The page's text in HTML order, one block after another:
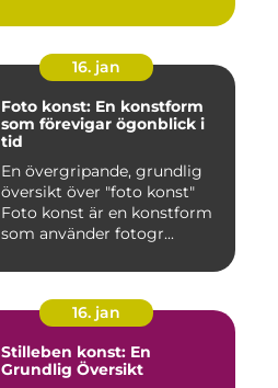
16. jan
Foto konst: En konstform
som förevigar ögonblick i
tid
En övergripande, grundlig
översikt över "foto konst"
Foto konst är en konstform
som använder fotogr...
16. jan
Stilleben konst: En
Grundlig Översikt